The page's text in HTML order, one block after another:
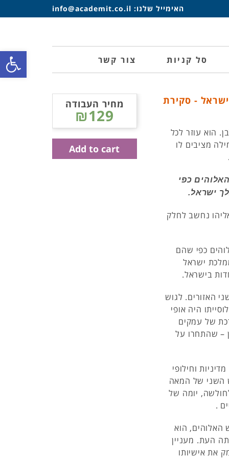
האימייל שלנו: info@academit.co.il
סל קניות צור קשר
ישראל - סקירת
הוא עוזר לכל
מציבים לו
כפי
ישראל.
נחשב לחלק
כפי שהם
ישראל
בישראל.
האזורים. לגוש
היה אופי
של עמקים
– שהתחרו על
וחילופי
השני של המאה
יומה של
.
האלוהים, הוא
העת. מעניין
את אישיותו
מחיר העבודה
₪129
Add to cart
פתח